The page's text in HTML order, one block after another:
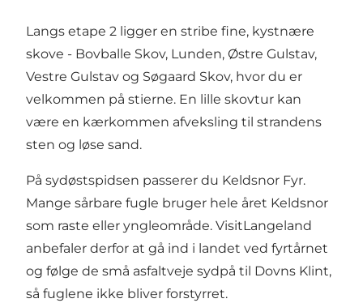
Langs etape 2 ligger en stribe fine, kystnære
skove - Bovballe Skov, Lunden, Østre Gulstav,
Vestre Gulstav og Søgaard Skov, hvor du er
velkommen på stierne. En lille skovtur kan
være en kærkommen afveksling til strandens
sten og løse sand.
På sydøstspidsen passerer du Keldsnor Fyr.
Mange sårbare fugle bruger hele året Keldsnor
som raste eller yngleområde. VisitLangeland
anbefaler derfor at gå ind i landet ved fyrtårnet
og følge de små asfaltveje sydpå til Dovns Klint,
så fuglene ikke bliver forstyrret.